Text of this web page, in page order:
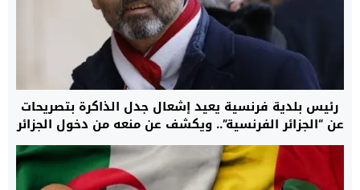
رئيس بلدية فرنسية يعيد إشعال جدل الذاكرة بتصريحات
عن “الجزائر الفرنسية”.. ويكشف عن منعه من دخول الجزائر